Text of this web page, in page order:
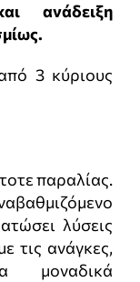
ανάδειξη
3 κύριους
παραλίας.
λύσεις
τις ανάγκες,
μοναδικά